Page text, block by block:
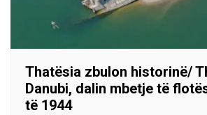
Thatësia zbulon historinë/
Danubi, dalin mbetje të
të 1944